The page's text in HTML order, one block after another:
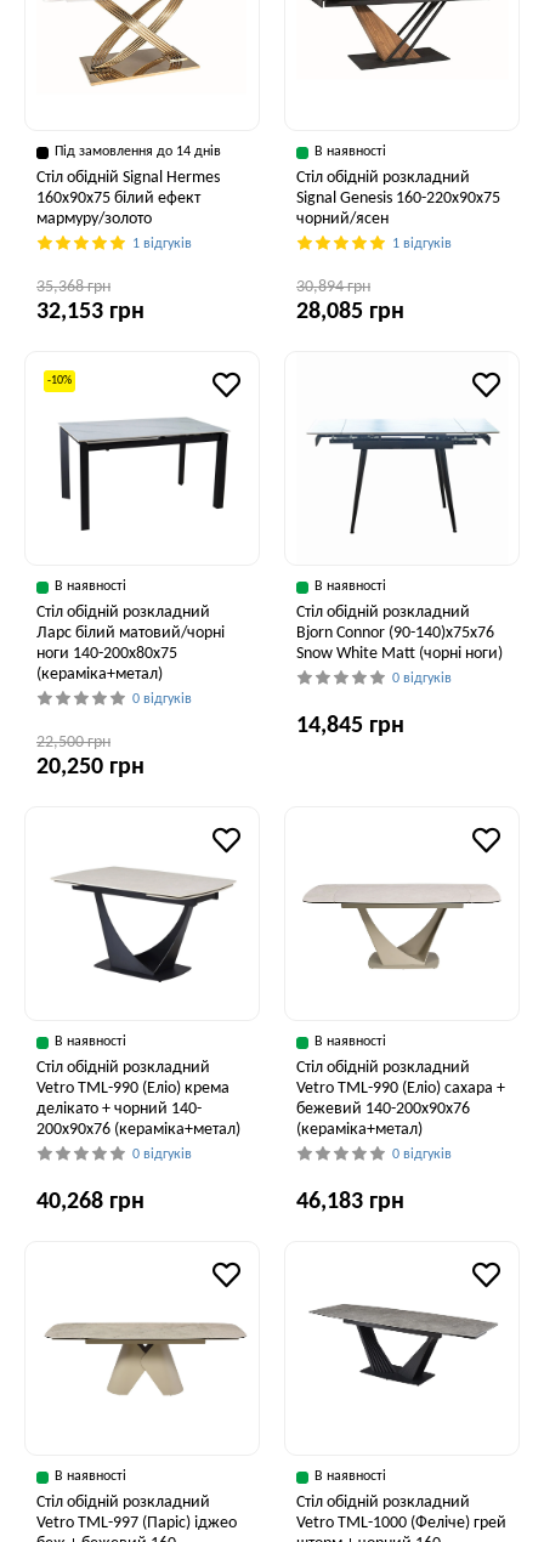
Під замовлення до 14 днів
Стіл обідній Signal Hermes
160x90x75 білий ефект
мармуру/золото
1 відгуків
35,368 грн
32,153 грн
В наявності
Стіл обідній розкладний
Signal Genesis 160-220x90x75
чорний/ясен
1 відгуків
30,894 грн
28,085 грн
-10%
В наявності
Стіл обідній розкладний
Ларс білий матовий/чорні
ноги 140-200x80x75
(кераміка+метал)
0 відгуків
22,500 грн
20,250 грн
В наявності
Стіл обідній розкладний
Bjorn Connor (90-140)х75х76
Snow White Matt (чорні ноги)
0 відгуків
14,845 грн
В наявності
Стіл обідній розкладний
Vetro TML-990 (Еліо) крема
делікато + чорний 140-
200x90x76 (кераміка+метал)
0 відгуків
40,268 грн
В наявності
Стіл обідній розкладний
Vetro ТМL-990 (Еліо) сахара +
бежевий 140-200x90x76
(кераміка+метал)
0 відгуків
46,183 грн
В наявності
Стіл обідній розкладний
Vetro ТМL-997 (Паріс) іджео
В наявності
Стіл обідній розкладний
Vetro ТМL-1000 (Феліче) грей